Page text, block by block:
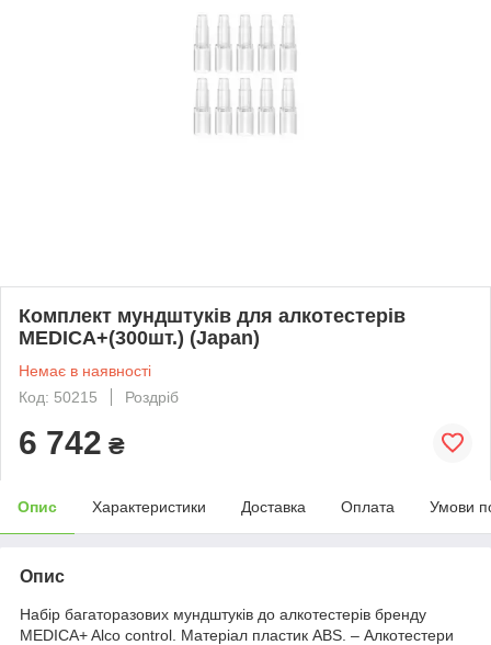
Комплект мундштуків для алкотестерів
MEDICA+(300шт.) (Japan)
Немає в наявності
Код: 50215
Роздріб
6 742 ₴
Опис Характеристики Доставка Оплата Умови
Опис
Набір багаторазових мундштуків до алкотестерів бренду
MEDICA+ Alco control. Матеріал пластик ABS. – Алкотестери